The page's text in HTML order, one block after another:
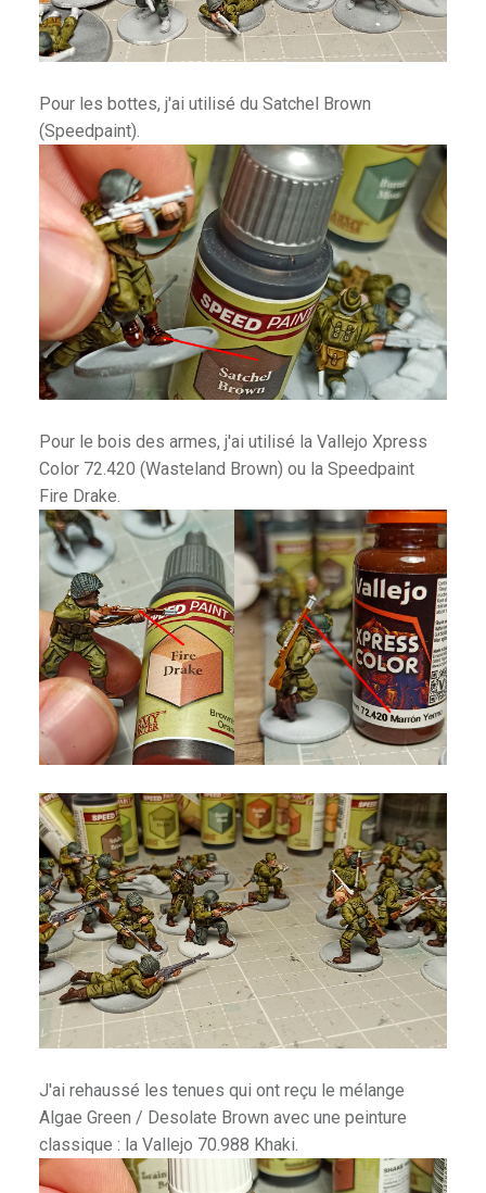
Pour les bottes, j'ai utilisé du Satchel Brown
(Speedpaint).
Pour le bois des armes, j'ai utilisé la Vallejo Xpress
Color 72.420 (Wasteland Brown) ou la Speedpaint
Fire Drake.
J'ai rehaussé les tenues qui ont reçu le mélange
Algae Green / Desolate Brown avec une peinture
classique : la Vallejo 70.988 Khaki.